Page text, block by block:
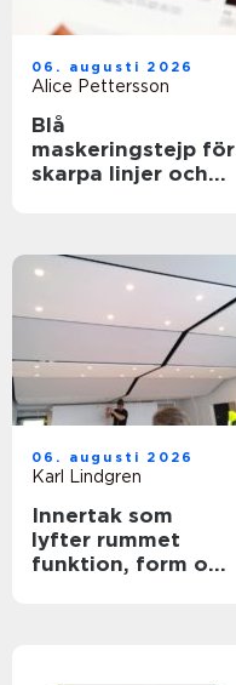
06. augusti 2026
Alice Pettersson
Blå
maskeringstejp för
skarpa linjer och
06. augusti 2026
Karl Lindgren
Innertak som
lyfter rummet
funktion, form och